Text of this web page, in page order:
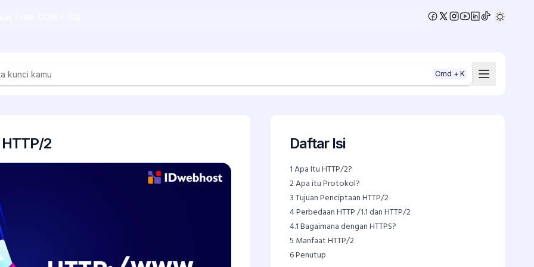
Cmd + K
2 Daftar Isi
1Apa Itu HTTP/2?
2Apa itu Protokol?
3Tujuan Penciptaan HTTP/2
4Perbedaan HTTP /1.1 dan HTTP/2
4.1Bagaimana dengan HTTPS?
5 Manfaat HTTP/2
6Penutup